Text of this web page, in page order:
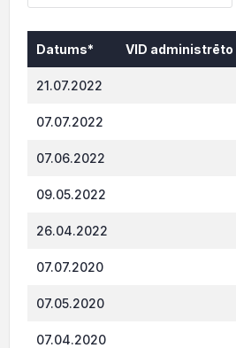
Datums*
VID administrēto
21.07.2022
07.07.2022
07.06.2022
09.05.2022
26.04.2022
07.07.2020
07.05.2020
07.04.2020